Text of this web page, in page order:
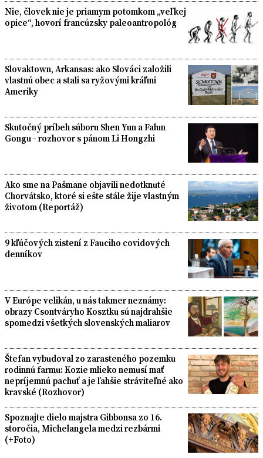
Nie, človek nie je priamym potomkom „veľkej
opice“, hovorí francúzsky paleoantropológ
Slovaktown, Arkansas: ako Slováci založili
vlastnú obec a stali sa ryžovými kráľmi
Ameriky
Skutočný príbeh súboru Shen Yun a Falun
Gongu - rozhovor s pánom Li Hongzhi
Ako sme na Pašmane objavili nedotknuté
Chorvátsko, ktoré si ešte stále žije vlastným
životom (Reportáž)
9 kľúčových zistení z Fauciho covidových
denníkov
V Európe velikán, u nás takmer neznámy:
obrazy Csontváryho Kosztku sú najdrahšie
spomedzi všetkých slovenských maliarov
Štefan vybudoval zo zarasteného pozemku
rodinnú farmu: Kozie mlieko nemusí mať
nepríjemnú pachuť a je ľahšie stráviteľné ako
kravské (Rozhovor)
Spoznajte dielo majstra Gibbonsa zo 16.
storočia, Michelangela medzi rezbármi
(+Foto)